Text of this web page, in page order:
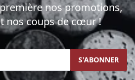
nos promotions,
nos coups de cœur !
S'ABONNER